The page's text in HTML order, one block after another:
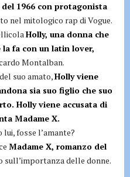
1966 con protagonista
nel mitologico rap di Vogue.
Holly, una donna che
fa con un latin lover,
Montalban.
suo amato,Holly viene
sia suo figlio che suo
Holly viene accusata di
Madame X.
fosse l’amante?
Madame X, romanzo del
sull’importanza delle donne.